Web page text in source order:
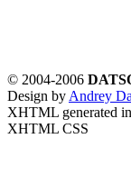
© 2004-2006
Design by Andrey
XHTML generated
XHTML CSS